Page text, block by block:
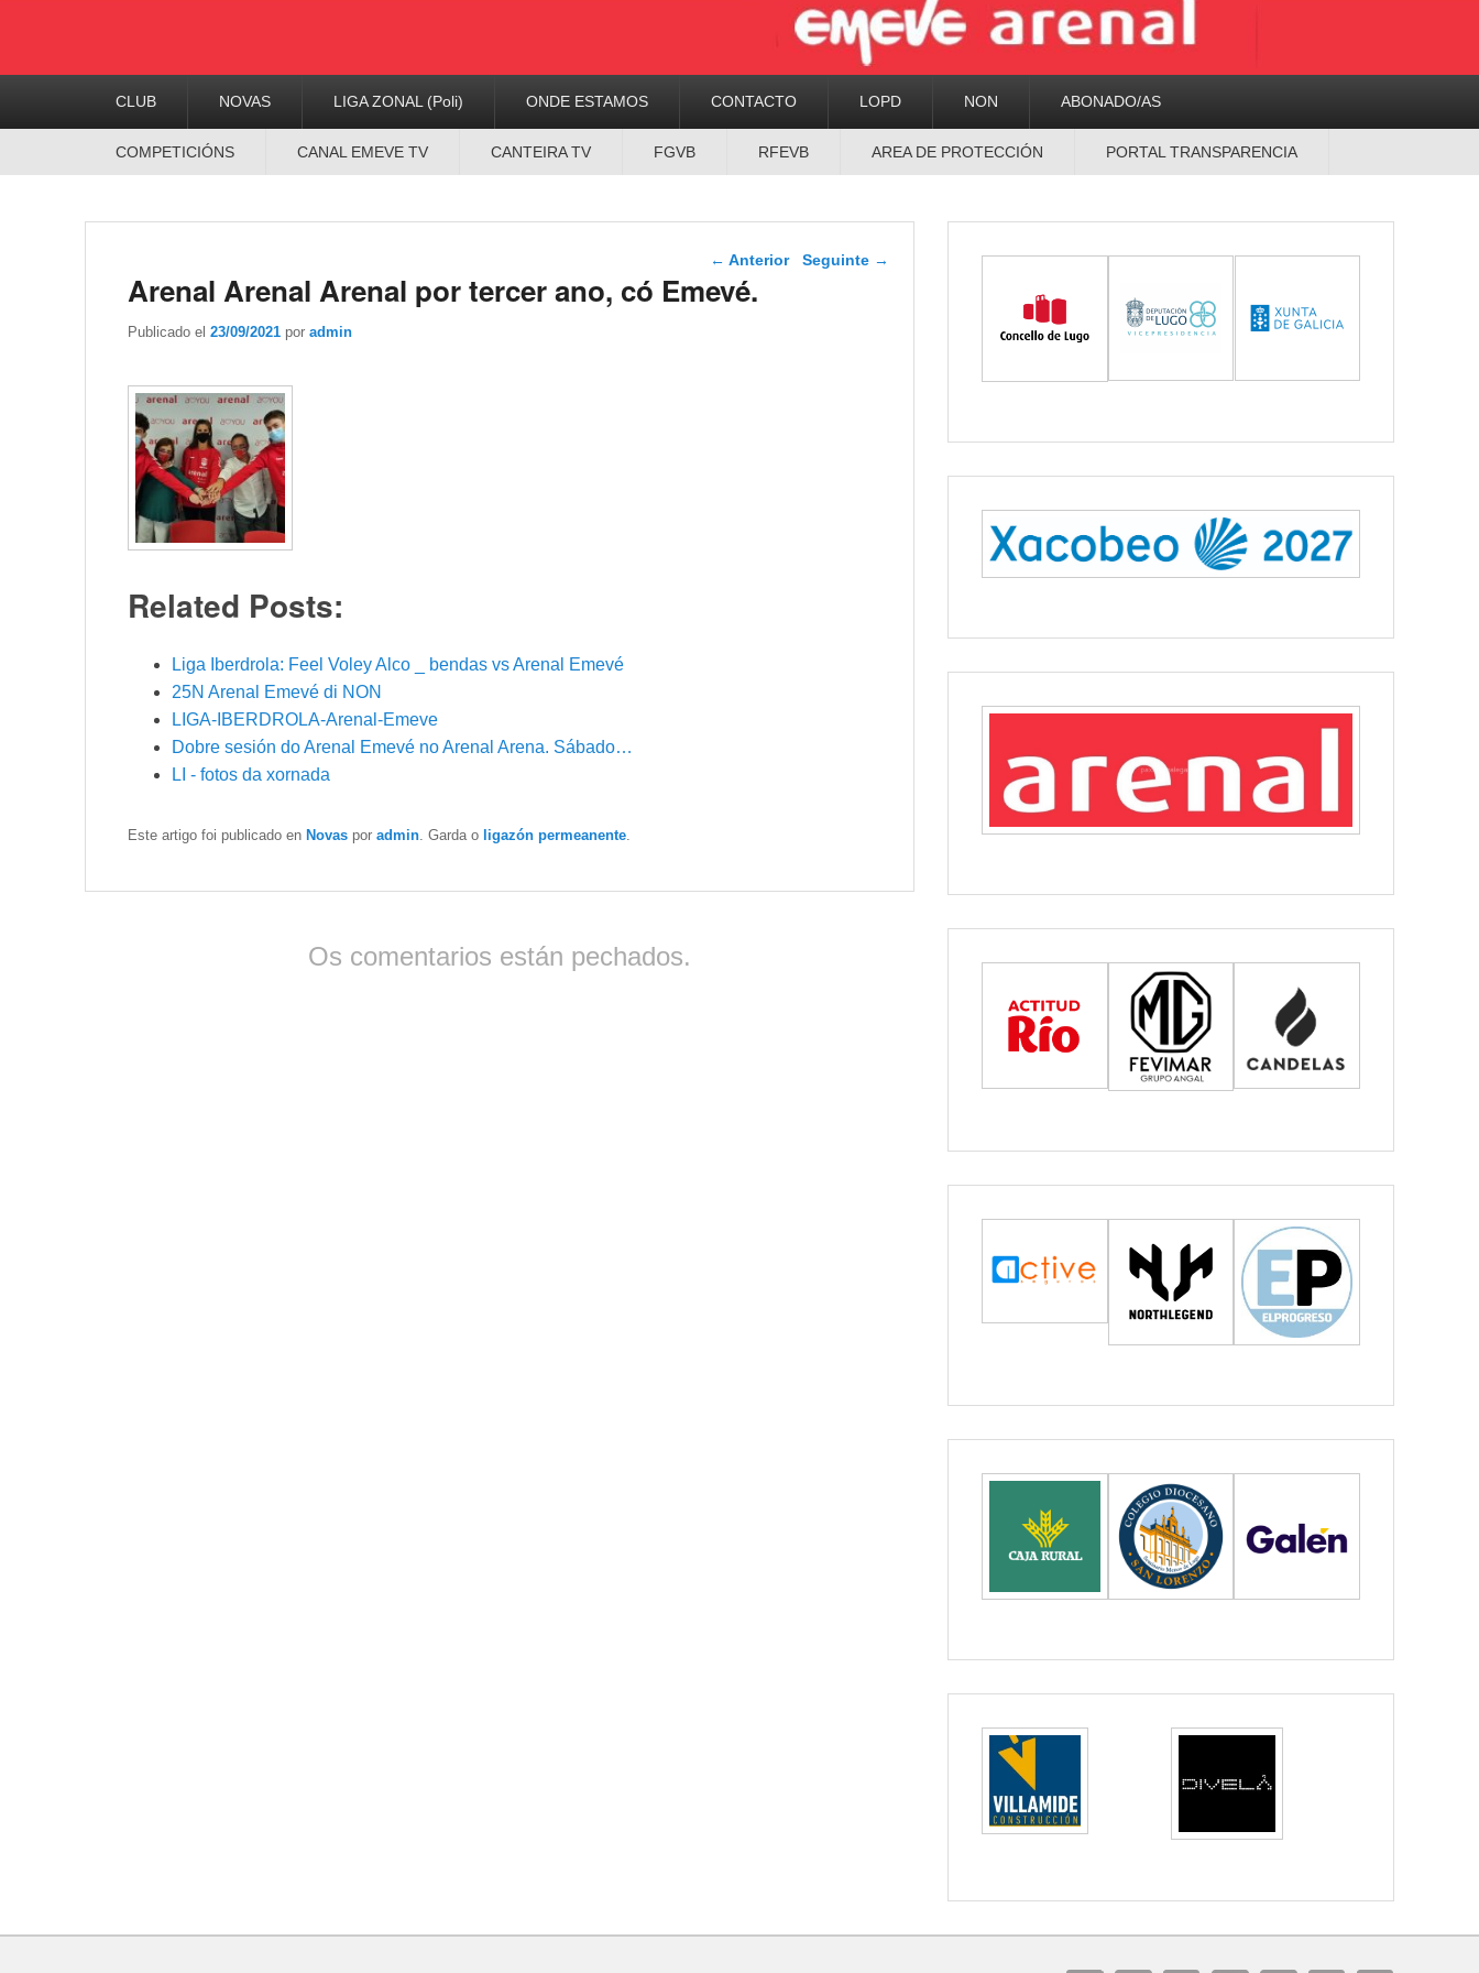
CLUB NOVAS LIGA ZONAL (Poli) ONDE ESTAMOS CONTACTO LOPD NON ABONADO/AS
COMPETICIÓNS CANAL EMEVE TV CANTEIRA TV FGVB RFEVB AREA DE PROTECCIÓN PORTAL TRANSPARENCIA
Navegador de artigos
← Anterior Seguinte →
Arenal Arenal Arenal por tercer ano, có Emevé.
Publicado el 23/09/2021 por admin
Related Posts:
Liga Iberdrola: Feel Voley Alco _ bendas vs Arenal Emevé
25N Arenal Emevé di NON
LIGA-IBERDROLA-Arenal-Emeve
Dobre sesión do Arenal Emevé no Arenal Arena. Sábado…
LI - fotos da xornada
Este artigo foi publicado en Novas por admin . Garda o ligazón permeanente
Os comentarios están pechados.